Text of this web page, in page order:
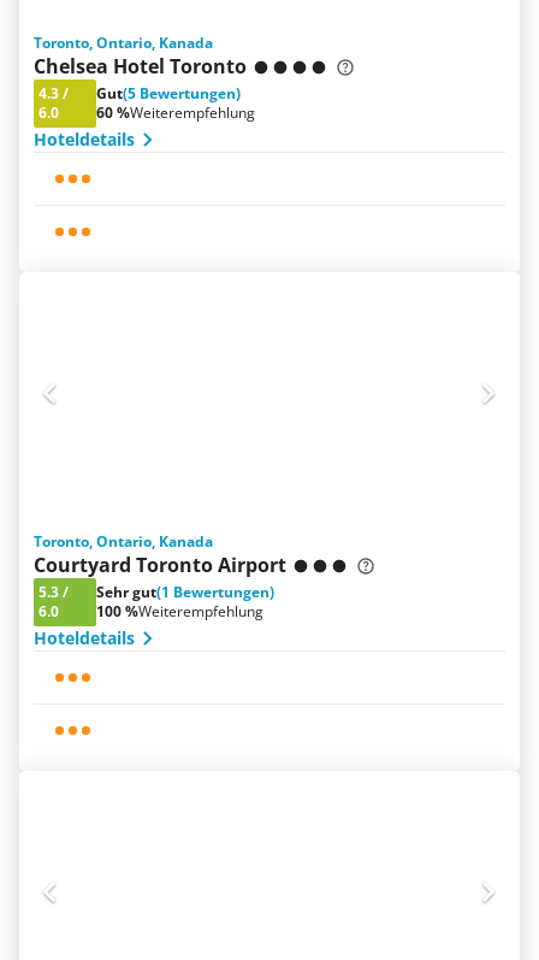
Toronto, Ontario, Kanada
Chelsea Hotel Toronto
4.3/
6.0
Gut(5 Bewertungen)
60 %Weiterempfehlung
Hoteldetails
Toronto, Ontario, Kanada
Courtyard Toronto Airport
5.3/
6.0
Sehr gut(1 Bewertungen)
100 %Weiterempfehlung
Hoteldetails